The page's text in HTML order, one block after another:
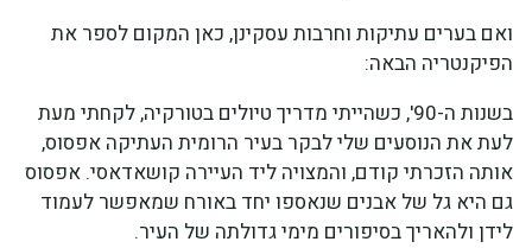
ואם בערים עתיקות וחרבות עסקינן, כאן המקום לספר את
הפיקנטריה הבאה:
בשנות ה-90', כשהייתי מדריך טיולים בטורקיה, לקחתי מעת
לעת את הנוסעים שלי לבקר בעיר הרומית העתיקה אפסוס,
אותה הזכרתי קודם, והמצויה ליד העיירה קושאדאסי. אפסוס
גם היא גל של אבנים שנאספו יחד באורח שמאפשר לעמוד
לידן ולהאריך בסיפורים מימי גדולתה של העיר.